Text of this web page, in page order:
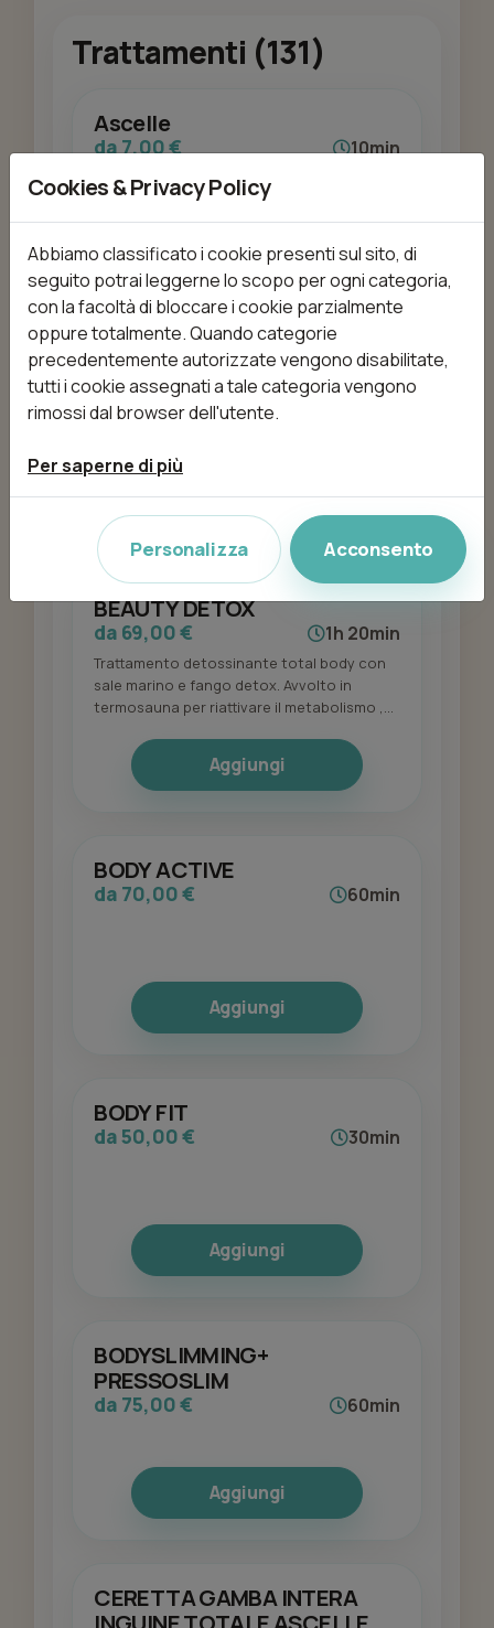
Trattamenti (131)
Ascelle
da 7,00 € 10min
Aggiungi
BAFFETTI
da 7,00 € 15min
Aggiungi
BEAUTY DETOX
da 69,00 € 1h 20min
Trattamento detossinante total body con
sale marino e fango detox. Avvolto in
termosauna per riattivare il metabolismo ,
modellante
Aggiungi
BODY ACTIVE
da 70,00 € 60min
Aggiungi
BODY FIT
da 50,00 € 30min
Aggiungi
BODYSLIMMING+
PRESSOSLIM
da 75,00 € 60min
Aggiungi
CERETTA GAMBA INTERA
Cookies & Privacy Policy
Abbiamo classificato i cookie presenti sul sito, di
seguito potrai leggerne lo scopo per ogni categoria,
con la facoltà di bloccare i cookie parzialmente
oppure totalmente. Quando categorie
precedentemente autorizzate vengono disabilitate,
tutti i cookie assegnati a tale categoria vengono
rimossi dal browser dell'utente.
Per saperne di più
Personalizza Acconsento